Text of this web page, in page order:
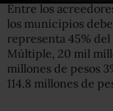
Entre los
los municipios
representa 45% del
Múltiple, 20 mil
millones de pesos
114.8 millones de